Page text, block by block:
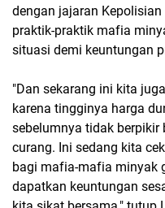
dengan jajaran
praktik-praktik mafia
situasi demi keuntungan
"Dan sekarang ini kita
karena tingginya harga
sebelumnya tidak berpikir
curang. Ini sedang kita
bagi mafia-mafia minyak
dapatkan keuntungan